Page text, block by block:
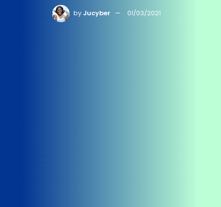
by Jucyber 01/03/2021